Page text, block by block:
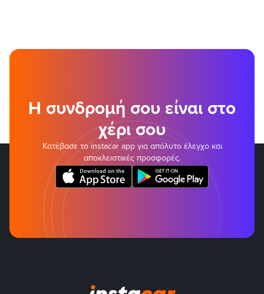
Η συνδρομή σου είναι στο
χέρι σου
Κατέβασε το instacar app για απόλυτο έλεγχο και
αποκλειστικές προσφορές.